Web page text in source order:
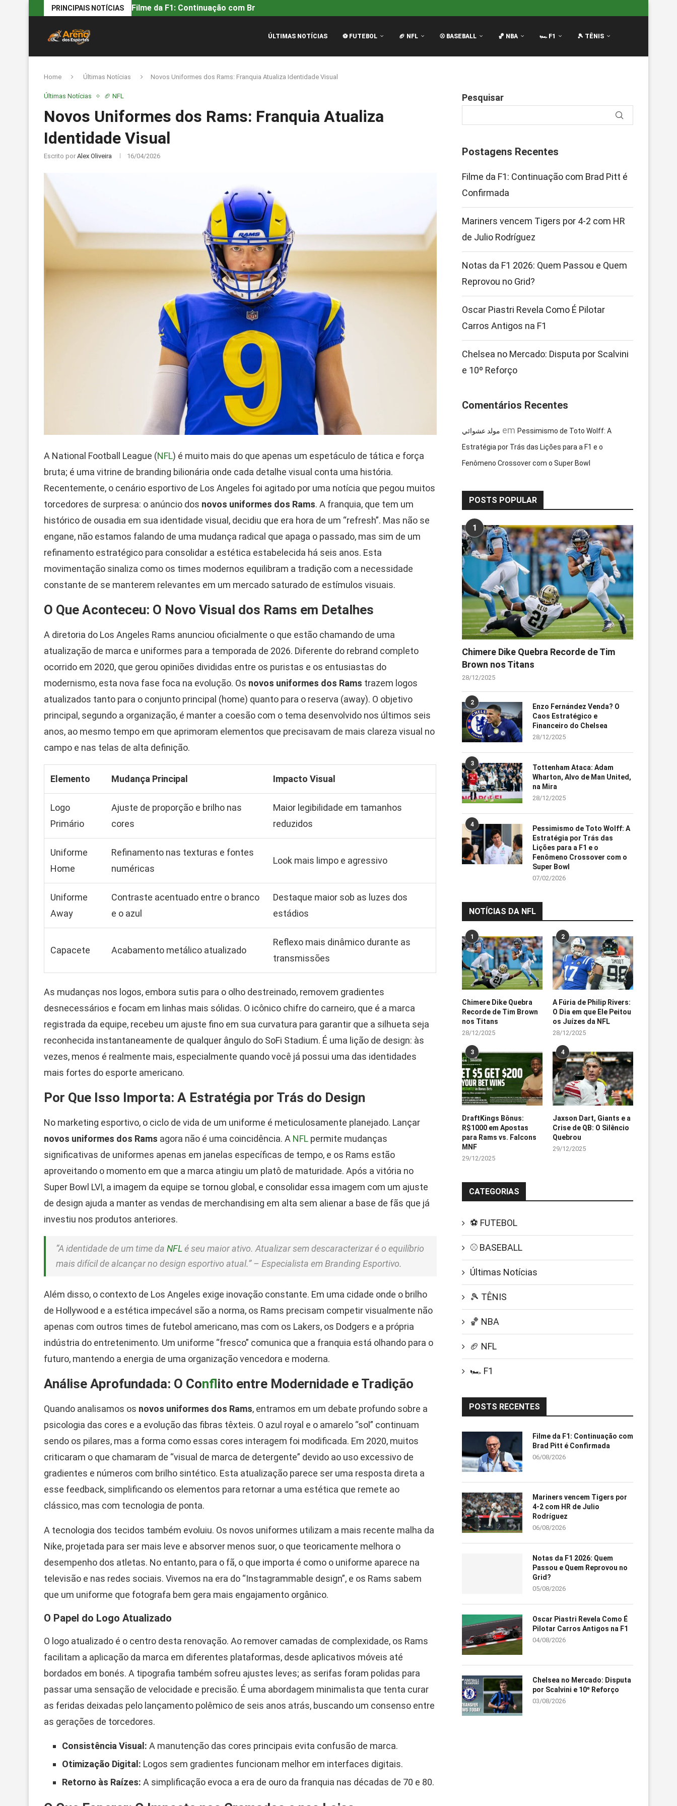
PRINCIPAIS NOTÍCIAS Filme da F1: Continuação com Brad Pitt é...
ÚLTIMAS NOTÍCIAS ⚽ FUTEBOL 🏈 NFL ⚾ BASEBALL 🏀 NBA 🏎️ F1 🎾 TÊNIS
Home Últimas Notícias Novos Uniformes dos Rams: Franquia Atualiza Identidade Visual
Últimas Notícias 🏈 NFL
Novos Uniformes dos Rams: Franquia Atualiza
Identidade Visual
Escrito por Alex Oliveira 16/04/2026
A National Football League (NFL) é muito mais do que apenas um espetáculo de tática e força
bruta; é uma vitrine de branding bilionária onde cada detalhe visual conta uma história.
Recentemente, o cenário esportivo de Los Angeles foi agitado por uma notícia que pegou muitos
torcedores de surpresa: o anúncio dos novos uniformes dos Rams. A franquia, que tem um
histórico de ousadia em sua identidade visual, decidiu que era hora de um “refresh”. Mas não se
engane, não estamos falando de uma mudança radical que apaga o passado, mas sim de um
refinamento estratégico para consolidar a estética estabelecida há seis anos. Esta
movimentação sinaliza como os times modernos equilibram a tradição com a necessidade
constante de se manterem relevantes em um mercado saturado de estímulos visuais.
O Que Aconteceu: O Novo Visual dos Rams em Detalhes
A diretoria do Los Angeles Rams anunciou oficialmente o que estão chamando de uma
atualização de marca e uniformes para a temporada de 2026. Diferente do rebrand completo
ocorrido em 2020, que gerou opiniões divididas entre os puristas e os entusiastas do
modernismo, esta nova fase foca na evolução. Os novos uniformes dos Rams trazem logos
atualizados tanto para o conjunto principal (home) quanto para o reserva (away). O objetivo
principal, segundo a organização, é manter a coesão com o tema desenvolvido nos últimos seis
anos, ao mesmo tempo em que aprimoram elementos que precisavam de mais clareza visual no
campo e nas telas de alta definição.
Elemento Mudança Principal Impacto Visual
Logo
Primário
Ajuste de proporção e brilho nas
cores
Maior legibilidade em tamanhos
reduzidos
Uniforme
Home
Refinamento nas texturas e fontes
numéricas
Look mais limpo e agressivo
Uniforme
Away
Contraste acentuado entre o branco
e o azul
Destaque maior sob as luzes dos
estádios
Capacete Acabamento metálico atualizado
Reflexo mais dinâmico durante as
transmissões
As mudanças nos logos, embora sutis para o olho destreinado, removem gradientes
desnecessários e focam em linhas mais sólidas. O icônico chifre do carneiro, que é a marca
registrada da equipe, recebeu um ajuste fino em sua curvatura para garantir que a silhueta seja
reconhecida instantaneamente de qualquer ângulo do SoFi Stadium. É uma lição de design: às
vezes, menos é realmente mais, especialmente quando você já possui uma das identidades
mais fortes do esporte americano.
Por Que Isso Importa: A Estratégia por Trás do Design
No marketing esportivo, o ciclo de vida de um uniforme é meticulosamente planejado. Lançar
novos uniformes dos Rams agora não é uma coincidência. A NFL permite mudanças
significativas de uniformes apenas em janelas específicas de tempo, e os Rams estão
aproveitando o momento em que a marca atingiu um platô de maturidade. Após a vitória no
Super Bowl LVI, a imagem da equipe se tornou global, e consolidar essa imagem com um ajuste
de design ajuda a manter as vendas de merchandising em alta sem alienar a base de fãs que já
investiu nos produtos anteriores.
“A identidade de um time da NFL é seu maior ativo. Atualizar sem descaracterizar é o equilíbrio
mais difícil de alcançar no design esportivo atual.” – Especialista em Branding Esportivo.
Além disso, o contexto de Los Angeles exige inovação constante. Em uma cidade onde o brilho
de Hollywood e a estética impecável são a norma, os Rams precisam competir visualmente não
apenas com outros times de futebol americano, mas com os Lakers, os Dodgers e a própria
indústria do entretenimento. Um uniforme “fresco” comunica que a franquia está olhando para o
futuro, mantendo a energia de uma organização vencedora e moderna.
Análise Aprofundada: O Conflito entre Modernidade e Tradição
Quando analisamos os novos uniformes dos Rams, entramos em um debate profundo sobre a
psicologia das cores e a evolução das fibras têxteis. O azul royal e o amarelo “sol” continuam
sendo os pilares, mas a forma como essas cores interagem foi modificada. Em 2020, muitos
criticaram o que chamaram de “visual de marca de detergente” devido ao uso excessivo de
gradientes e números com brilho sintético. Esta atualização parece ser uma resposta direta a
esse feedback, simplificando os elementos para retornar a uma estética que remete ao
clássico, mas com tecnologia de ponta.
A tecnologia dos tecidos também evoluiu. Os novos uniformes utilizam a mais recente malha da
Nike, projetada para ser mais leve e absorver menos suor, o que teoricamente melhora o
desempenho dos atletas. No entanto, para o fã, o que importa é como o uniforme aparece na
televisão e nas redes sociais. Vivemos na era do “Instagrammable design”, e os Rams sabem
que um uniforme que fotografa bem gera mais engajamento orgânico.
O Papel do Logo Atualizado
O logo atualizado é o centro desta renovação. Ao remover camadas de complexidade, os Rams
facilitam a aplicação da marca em diferentes plataformas, desde aplicativos móveis até
bordados em bonés. A tipografia também sofreu ajustes leves; as serifas foram polidas para
passar uma sensação de velocidade e precisão. É uma abordagem minimalista que tenta curar
as feridas deixadas pelo lançamento polêmico de seis anos atrás, buscando um consenso entre
as gerações de torcedores.
Consistência Visual: A manutenção das cores principais evita confusão de marca.
Otimização Digital: Logos sem gradientes funcionam melhor em interfaces digitais.
Retorno às Raízes: A simplificação evoca a era de ouro da franquia nas décadas de 70 e 80.
Pesquisar
Postagens Recentes
Filme da F1: Continuação com Brad Pitt é
Confirmada
Mariners vencem Tigers por 4-2 com HR
de Julio Rodríguez
Notas da F1 2026: Quem Passou e Quem
Reprovou no Grid?
Oscar Piastri Revela Como É Pilotar
Carros Antigos na F1
Chelsea no Mercado: Disputa por Scalvini
e 10º Reforço
Comentários Recentes
مولد عشوائي em Pessimismo de Toto Wolff: A
Estratégia por Trás das Lições para a F1 e o
Fenômeno Crossover com o Super Bowl
POSTS POPULAR
1
Chimere Dike Quebra Recorde de Tim
Brown nos Titans
28/12/2025
2
Enzo Fernández Venda? O
Caos Estratégico e
Financeiro do Chelsea
28/12/2025
3
Tottenham Ataca: Adam
Wharton, Alvo de Man United,
na Mira
28/12/2025
4
Pessimismo de Toto Wolff: A
Estratégia por Trás das
Lições para a F1 e o
Fenômeno Crossover com o
Super Bowl
07/02/2026
NOTÍCIAS DA NFL
1
Chimere Dike Quebra
Recorde de Tim Brown
nos Titans
28/12/2025
2
A Fúria de Philip Rivers:
O Dia em que Ele Peitou
os Juízes da NFL
28/12/2025
3
DraftKings Bônus:
R$1000 em Apostas
para Rams vs. Falcons
MNF
29/12/2025
4
Jaxson Dart, Giants e a
Crise de QB: O Silêncio
Quebrou
29/12/2025
CATEGORIAS
⚽ FUTEBOL
⚾ BASEBALL
Últimas Notícias
🎾 TÊNIS
🏀 NBA
🏈 NFL
🏎️ F1
POSTS RECENTES
Filme da F1: Continuação com
Brad Pitt é Confirmada
06/08/2026
Mariners vencem Tigers por
4-2 com HR de Julio
Rodríguez
06/08/2026
Notas da F1 2026: Quem
Passou e Quem Reprovou no
Grid?
05/08/2026
Oscar Piastri Revela Como É
Pilotar Carros Antigos na F1
04/08/2026
Chelsea no Mercado: Disputa
por Scalvini e 10º Reforço
03/08/2026